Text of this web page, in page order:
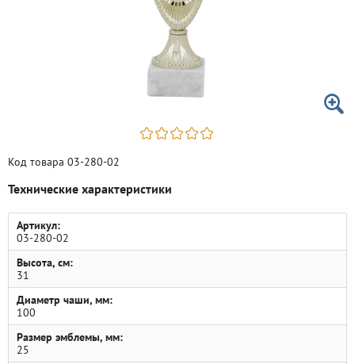
Код товара 03-280-02
Технические характеристики
Артикул:
03-280-02
Высота, см:
31
Диаметр чаши, мм:
100
Размер эмблемы, мм:
25